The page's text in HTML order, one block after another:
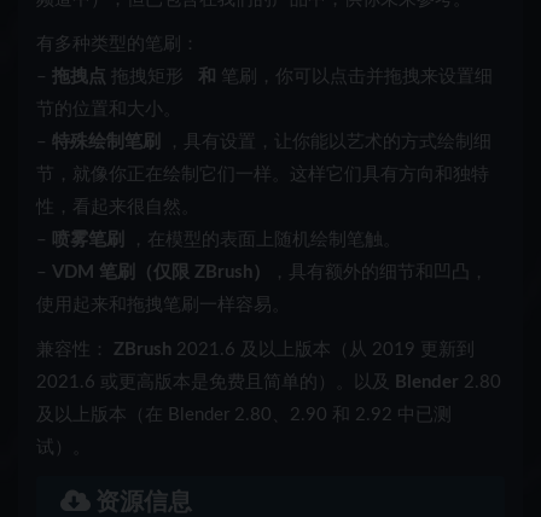
有多种类型的笔刷：
– 拖拽点 拖拽矩形 和 笔刷，你可以点击并拖拽来设置细
节的位置和大小。
– 特殊绘制笔刷
，具有设置，让你能以艺术的方式绘制细
节，就像你正在绘制它们一样。这样它们具有方向和独特
性，看起来很自然。
– 喷雾笔刷
，在模型的表面上随机绘制笔触。
– VDM 笔刷（仅限 ZBrush）
，具有额外的细节和凹凸，
使用起来和拖拽笔刷一样容易。
兼容性： ZBrush 2021.6 及以上版本（从 2019 更新到
2021.6 或更高版本是免费且简单的）。以及
Blender 2.80
及以上版本（在 Blender 2.80、2.90 和 2.92 中已测
试）。
资源信息